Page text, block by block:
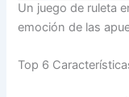
Un juego de ruleta
emoción de las
Top 6